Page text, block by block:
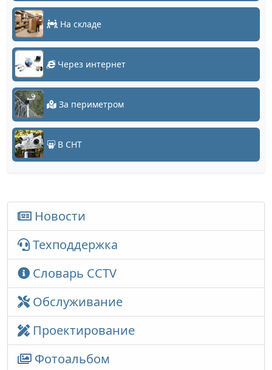
На складе
Через интернет
За периметром
В СНТ
Новости
Техподдержка
Словарь CCTV
Обслуживание
Проектирование
Фотоальбом